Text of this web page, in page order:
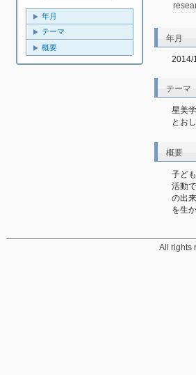
年月
テーマ
概要
年月
2014/
テーマ
星美
とお
概要
子ど
活動
の出
を生